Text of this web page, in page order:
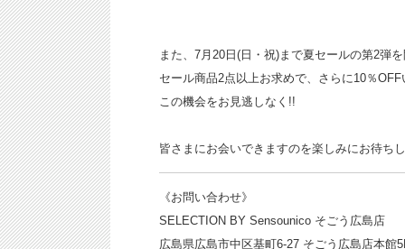
また、7月20日(日・祝)まで夏セールの第2弾
セール商品2点以上お求めで、さらに10％
この機会をお見逃しなく!!
皆さまにお会いできますのを楽しみにお待ち
《お問い合わせ》
SELECTION BY Sensounico そごう広島店
広島県広島市中区基町6-27 そごう広島店本館